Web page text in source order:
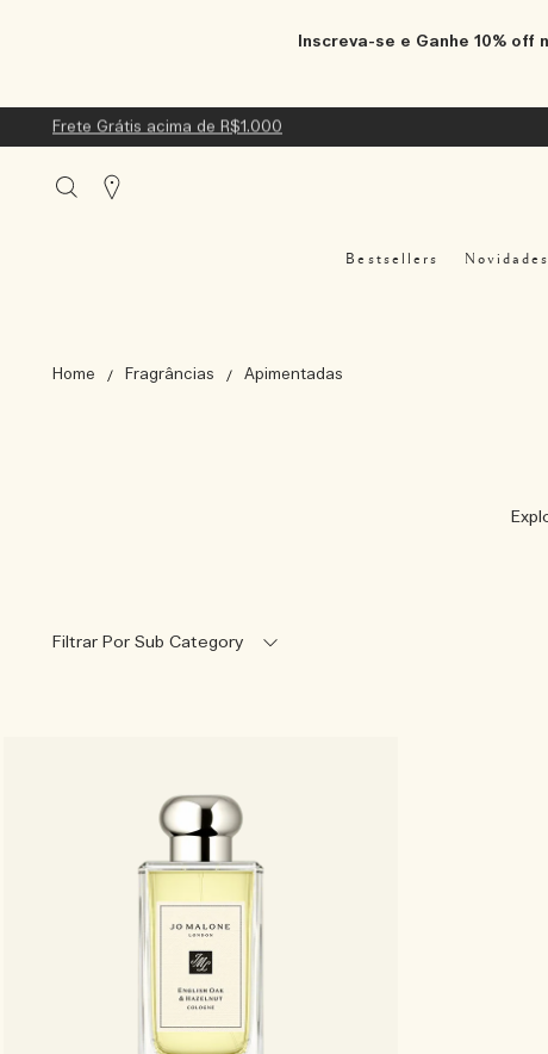
Inscreva-se e Ganhe 10% off
Frete Grátis acima de R$1.000
Bestsellers Novidades
Stores
Home Fragrâncias Apimentadas
Filtrar Por Sub Category